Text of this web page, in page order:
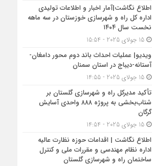
اطلاع نگاشت|آمار اخبار و اطلاعات تولیدی
اداره کل راه و شهرسازی خوزستان در سه ماهه
نخست سال ۱۴۰۴
15 جولای 2025 - 15:54
ویدیو| عملیات احداث باند دوم محور دامغان-
آستانه-دیباج در استان سمنان
15 جولای 2025 - 14:55
تأکید مدیرکل راه و شهرسازی گلستان بر
شتاب‌بخشی به پروژه ۸۸۸ واحدی آسایش
گرگان
15 جولای 2025 - 14:54
اطلاع نگاشت | اقدامات حوزه نظارت عالیه
اداره نظام مهندسی و مقررات ملی و کنترل
ساختمان راه و شهرسازی گلستان